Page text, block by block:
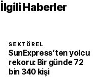
İlgili Haberler
SEKTÖREL
SunExpress’ten yolcu
rekoru: Bir günde 72
bin 340 kişi